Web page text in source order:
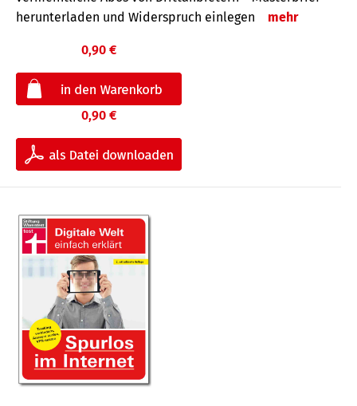
herunterladen und Widerspruch einlegen
mehr
0,90 €
0,90 €